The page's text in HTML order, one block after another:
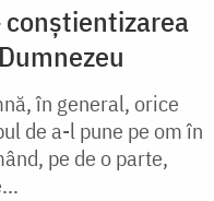
în general, orice
de a-l pune pe om în
pe de o parte,